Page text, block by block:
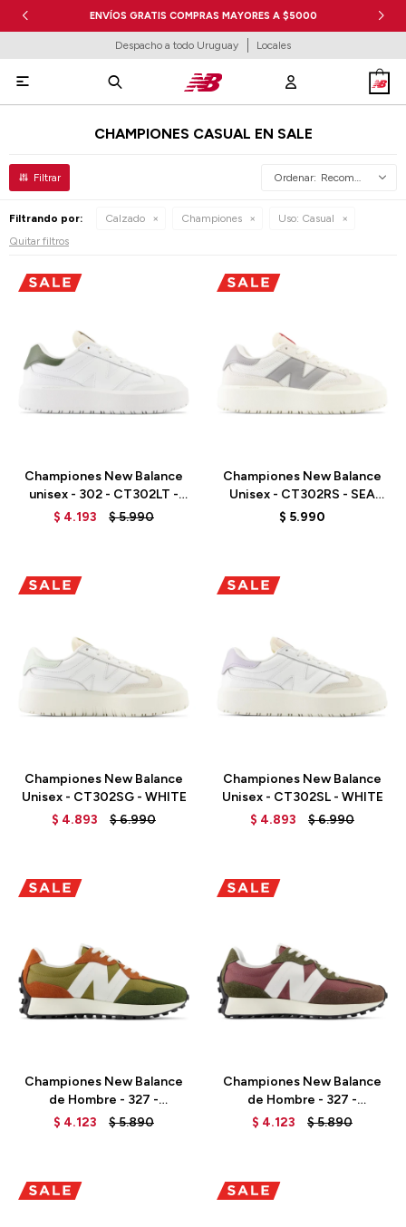
ENVÍOS GRATIS COMPRAS MAYORES A $5000
Despacho a todo Uruguay Locales

CHAMPIONES CASUAL EN SALE
Recomendados
Filtrando por: Calzado Championes Uso: Casual
Quitar filtros
Championes New Balance
unisex - 302 - CT302LT -
WHITE
$ 4.193 $5.990
Championes New Balance
Unisex - CT302RS - SEA
SALT
$ 5.990
Championes New Balance
Unisex - CT302SG - WHITE
$ 4.893 $6.990
Championes New Balance
Unisex - CT302SL - WHITE
$ 4.893 $6.990
Championes New Balance
de Hombre - 327 -
MS327HC - HIGH DESERT
$ 4.123 $5.890
Championes New Balance
de Hombre - 327 -
MS327HD - WASHED
$ 4.123 $5.890